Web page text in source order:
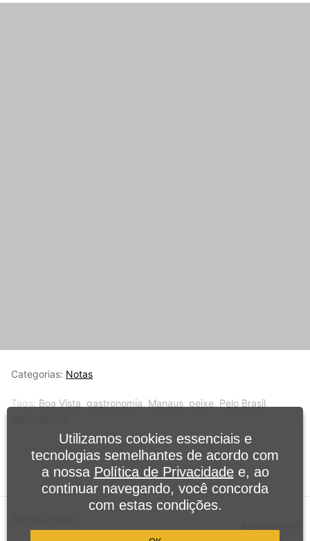
Categorias: Notas
Tags: Boa Vista gastronomia Manaus peixe Pelo Brasil
Utilizamos cookies essenciais e
tecnologias semelhantes de acordo com
a nossa Política de Privacidadee, ao
continuar navegando, você concorda
com estas condições.